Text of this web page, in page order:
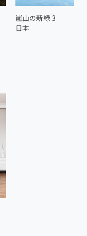
嵐山の新緑 3
日本